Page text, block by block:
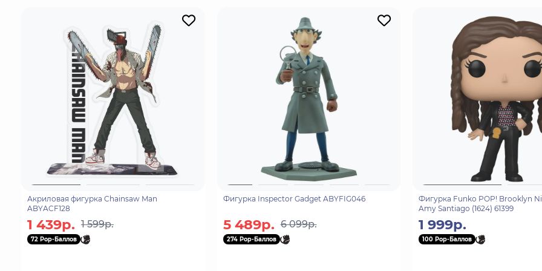
Акриловая фигурка Chainsaw Man
ABYACF128
1 439р. 1 599р.
72 Pop-Баллов
Фигурка Inspector Gadget ABYFIG046
5 489р. 6 099р.
274 Pop-Баллов
Фигурка Funko POP! Brooklyn
Amy Santiago (1624) 61399
1 999р.
100 Pop-Баллов